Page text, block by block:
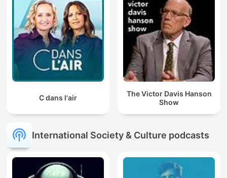
C dans l'air
The Victor Davis Hanson
Show
International Society & Culture podcasts